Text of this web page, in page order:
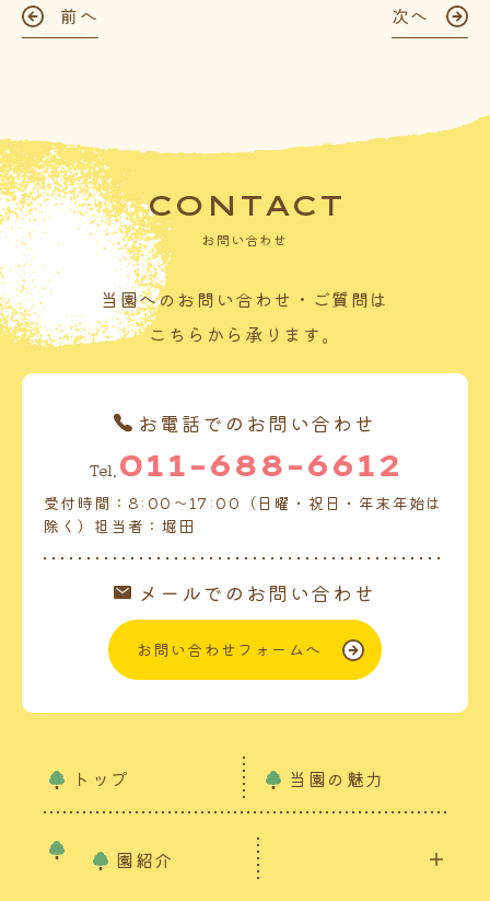
前へ 次へ
CONTACT
お問い合わせ
当園へのお問い合わせ・ご質問は
こちらから承ります。
お電話でのお問い合わせ
Tel. 011-688-6612
受付時間：8:00～17:00（日曜・祝日・年末年始は
除く）担当者：堀田
メールでのお問い合わせ
お問い合わせフォームへ
トップ 当園の魅力
園紹介